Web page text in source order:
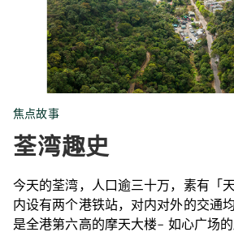
焦点故事
荃湾趣史
今天的荃湾，人口逾三十万，素有「
内设有两个港铁站，对内对外的交通
是全港第六高的摩天大楼– 如心广场